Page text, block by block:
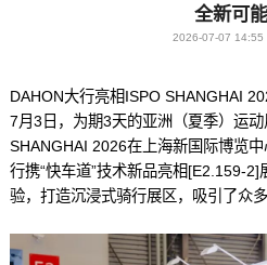
全新可能
2026-07-07 14:55
DAHON大行亮相ISPO SHANGHAI
7月3日，为期3天的亚洲（夏季）运
SHANGHAI 2026在上海新国际博览
行携“快车道”技术新品亮相[E2.159-2]
验，打造沉浸式骑行展区，吸引了众